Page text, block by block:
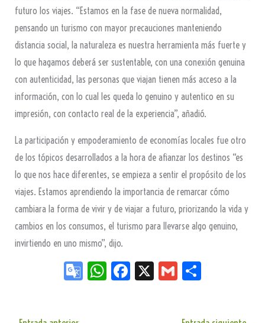
futuro los viajes. “Estamos en la fase de nueva normalidad,
pensando un turismo con mayor precauciones manteniendo
distancia social, la naturaleza es nuestra herramienta más fuerte y
lo que hagamos deberá ser sustentable, con una conexión genuina
con autenticidad, las personas que viajan tienen más acceso a la
información, con lo cual les queda lo genuino y autentico en su
impresión, con contacto real de la experiencia”, añadió.
La participación y empoderamiento de economías locales fue otro
de los tópicos desarrollados a la hora de afianzar los destinos “es
lo que nos hace diferentes, se empieza a sentir el propósito de los
viajes. Estamos aprendiendo la importancia de remarcar cómo
cambiara la forma de vivir y de viajar a futuro, priorizando la vida y
cambios en los consumos, el turismo para llevarse algo genuino,
invirtiendo en uno mismo”, dijo.
Go W
Fa
X
G